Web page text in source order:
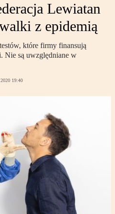
Lewiatan
z epidemią
które firmy finansują
Nie są uwzględniane w
19:40